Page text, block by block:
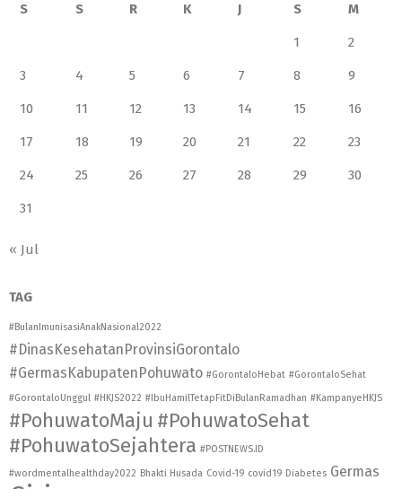
S
S R K J S M
1 2
3 4 5 6 7 8 9
10 11 12 13 14 15 16
17 18 19 20 21 22 23
24 25 26 27 28 29 30
31
« Jul
TAG
#BulanImunisasiAnakNasional2022
#DinasKesehatanProvinsiGorontalo
#GermasKabupatenPohuwato #GorontaloHebat #GorontaloSehat
#GorontaloUnggul #HKJS2022 #IbuHamilTetapFitDiBulanRamadhan #KampanyeHKJS
#PohuwatoMaju #PohuwatoSehat
#PohuwatoSejahtera #POSTNEWS.ID
#wordmentalhealthday2022 Bhakti Husada Covid-19 covid19 Diabetes Germas